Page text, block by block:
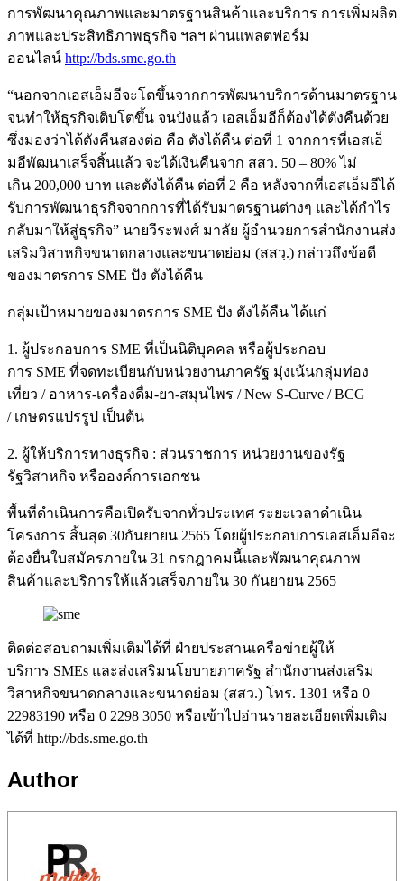
การพัฒนาคุณภาพและมาตรฐานสินค้าและบริการ การเพิ่มผลิต
ภาพและประสิทธิภาพธุรกิจ ฯลฯ ผ่านแพลตฟอร์ม
ออนไลน์ http://bds.sme.go.th
“นอกจากเอสเอ็มอีจะโตขึ้นจากการพัฒนาบริการด้านมาตรฐาน
จนทำให้ธุรกิจเติบโตขึ้น จนปังแล้ว เอสเอ็มอีก็ต้องได้ตังคืนด้วย
ซึ่งมองว่าได้ตังคืนสองต่อ คือ ตังได้คืน ต่อที่ 1 จากการที่เอสเอ็
มอีพัฒนาเสร็จสิ้นแล้ว จะได้เงินคืนจาก สสว. 50 – 80% ไม่
เกิน 200,000 บาท และตังได้คืน ต่อที่ 2 คือ หลังจากที่เอสเอ็มอีได้
รับการพัฒนาธุรกิจจากการที่ได้รับมาตรฐานต่างๆ และได้กำไร
กลับมาให้สู่ธุรกิจ” นายวีระพงศ์ มาลัย ผู้อำนวยการสำนักงานส่ง
เสริมวิสาหกิจขนาดกลางและขนาดย่อม (สสวฺ.) กล่าวถึงข้อดี
ของมาตรการ SME ปัง ตังได้คืน
กลุ่มเป้าหมายของมาตรการ SME ปัง ตังได้คืน ได้แก่
1. ผู้ประกอบการ SME ที่เป็นนิติบุคคล หรือผู้ประกอบ
การ SME ที่จดทะเบียนกับหน่วยงานภาครัฐ มุ่งเน้นกลุ่มท่อง
เที่ยว / อาหาร-เครื่องดื่ม-ยา-สมุนไพร / New S-Curve / BCG
/ เกษตรแปรรูป เป็นต้น
2. ผู้ให้บริการทางธุรกิจ : ส่วนราชการ หน่วยงานของรัฐ
รัฐวิสาหกิจ หรือองค์การเอกชน
พื้นที่ดำเนินการคือเปิดรับจากทั่วประเทศ ระยะเวลาดำเนิน
โครงการ สิ้นสุด 30กันยายน 2565 โดยผู้ประกอบการเอสเอ็มอีจะ
ต้องยื่นใบสมัครภายใน 31 กรกฎาคมนี้และพัฒนาคุณภาพ
สินค้าและบริการให้แล้วเสร็จภายใน 30 กันยายน 2565
ติดต่อสอบถามเพิ่มเติมได้ที่ ฝ่ายประสานเครือข่ายผู้ให้
บริการ SMEs และส่งเสริมนโยบายภาครัฐ สำนักงานส่งเสริม
วิสาหกิจขนาดกลางและขนาดย่อม (สสว.) โทร. 1301 หรือ 0
22983190 หรือ 0 2298 3050 หรือเข้าไปอ่านรายละเอียดเพิ่มเติม
ได้ที่ http://bds.sme.go.th
Author